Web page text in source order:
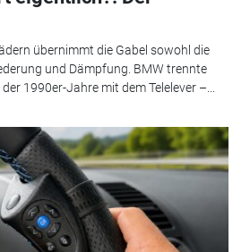
übernimmt die Gabel sowohl die
und Dämpfung. BMW trennte
1990er-Jahre mit dem Telelever –...